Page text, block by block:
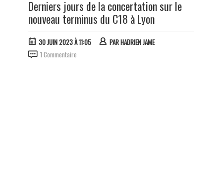
Derniers jours de la concertation sur le
nouveau terminus du C18 à Lyon
30 JUIN 2023 À 11:05 PARHADRIEN JAME
1 Commentaire